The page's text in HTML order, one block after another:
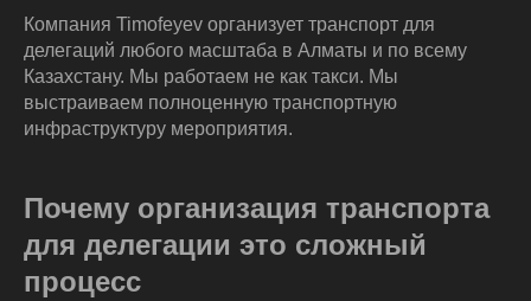
Компания Timofeyev организует транспорт для
делегаций любого масштаба в Алматы и по всему
Казахстану. Мы работаем не как такси. Мы
выстраиваем полноценную транспортную
инфраструктуру мероприятия.
Почему организация транспорта
для делегации это сложный
процесс